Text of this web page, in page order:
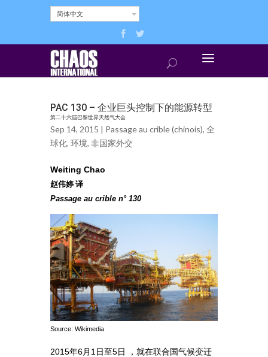
简体中文
PAC 130 – 企业巨头控制下的能源转型
第二十六届巴黎世界天然气大会
Sep 14, 2015 | Passage au crible (chinois), 全
球化, 环境, 非国家外交
Weiting Chao
赵伟婷 译
Passage au crible n° 130
Source: Wikimedia
2015年6月1日至5日 ，就在联合国气候变迁